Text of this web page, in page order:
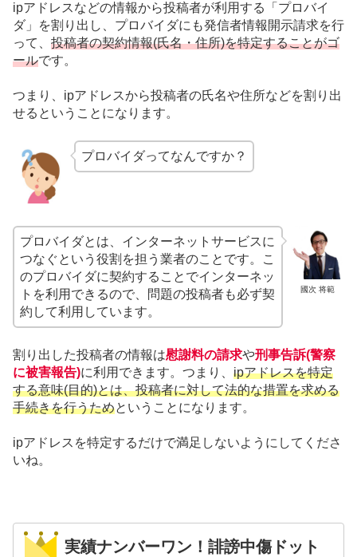
ipアドレスなどの情報から投稿者が利用する「プロバイ
ダ」を割り出し、プロバイダにも発信者情報開示請求を行
って、 投稿者の契約情報(氏名・住所)を特定することがゴ
ールです。
つまり、ipアドレスから投稿者の氏名や住所などを割り出
せるということになります。
プロバイダってなんですか？
國次 将範
プロバイダとは、インターネットサービスに
つなぐという役割を担う業者のことです。こ
のプロバイダに契約することでインターネッ
トを利用できるので、問題の投稿者も必ず契
約して利用しています。
割り出した投稿者の情報は慰謝料の請求や刑事告訴(警察
に被害報告)に利用できます。つまり、 ipアドレスを特定
する意味(目的)とは、投稿者に対して法的な措置を求める
手続きを行うためということになります。
ipアドレスを特定するだけで満足しないようにしてくださ
いね。
実績ナンバーワン！誹謗中傷ドット